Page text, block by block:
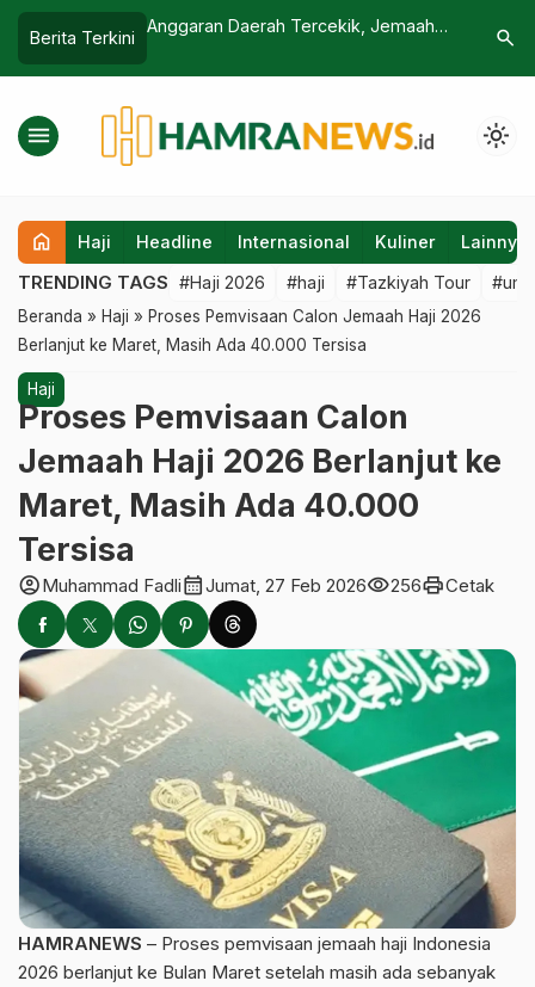
Berita Terkini
Anggaran Daerah Tercekik, Jemaah
Tanggung Biaya Transportasi Sendiri
Cerita
Sempat
search
menu light_mode
home Haji Headline Internasional Kuliner Lainnya
TRENDING TAGS #Haji 2026 #haji #Tazkiyah Tour
Beranda » Haji » Proses Pemvisaan Calon Jemaah Haji 2026
Berlanjut ke Maret, Masih Ada 40.000 Tersisa
Haji
Proses Pemvisaan Calon
Jemaah Haji 2026 Berlanjut ke
Maret, Masih Ada 40.000
Tersisa
account_circleMuhammad Fadlicalendar_monthJumat, 27 Feb 2026visibility256printCetak
HAMRANEWS – Proses pemvisaan jemaah haji Indonesia
2026 berlanjut ke Bulan Maret setelah masih ada sebanyak